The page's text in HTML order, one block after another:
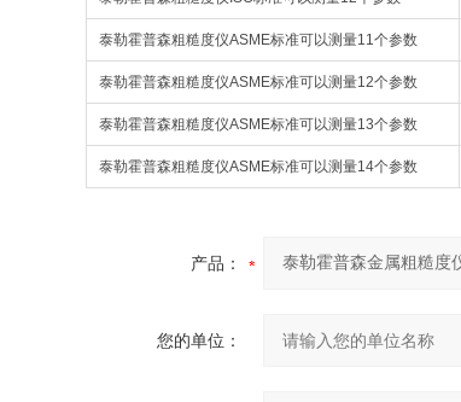
泰勒霍普森粗糙度仪ASME标准可以测量11个参数
泰勒霍普森粗糙度仪ASME标准可以测量12个参数
泰勒霍普森粗糙度仪ASME标准可以测量13个参数
泰勒霍普森粗糙度仪ASME标准可以测量14个参数
产品：
您的单位：